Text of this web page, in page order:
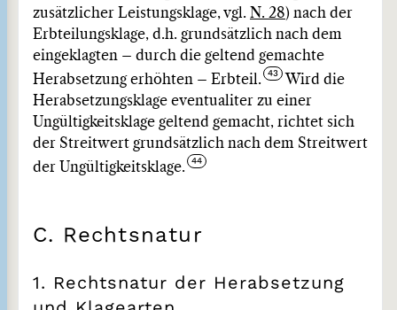
zusätzlicher Leistungsklage, vgl. N. 28) nach der
Erbteilungsklage, d.h. grundsätzlich nach dem
eingeklagten – durch die geltend gemachte
Herabsetzung erhöhten – Erbteil.
Wird die
Herabsetzungsklage eventualiter zu einer
Ungültigkeitsklage geltend gemacht, richtet sich
der Streitwert grundsätzlich nach dem Streitwert
der Ungültigkeitsklage.
C. Rechtsnatur
1. Rechtsnatur der Herabsetzung